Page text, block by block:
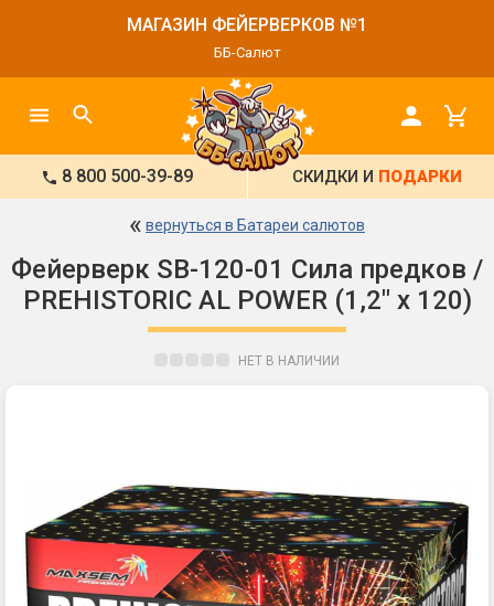
МАГАЗИН ФЕЙЕРВЕРКОВ №1
ББ-Салют
8 800 500-39-89 СКИДКИ И ПОДАРКИ
« вернуться в Батареи салютов
Фейерверк SB-120-01 Сила предков /
PREHISTORIC AL POWER (1,2" х 120)
НЕТ В НАЛИЧИИ